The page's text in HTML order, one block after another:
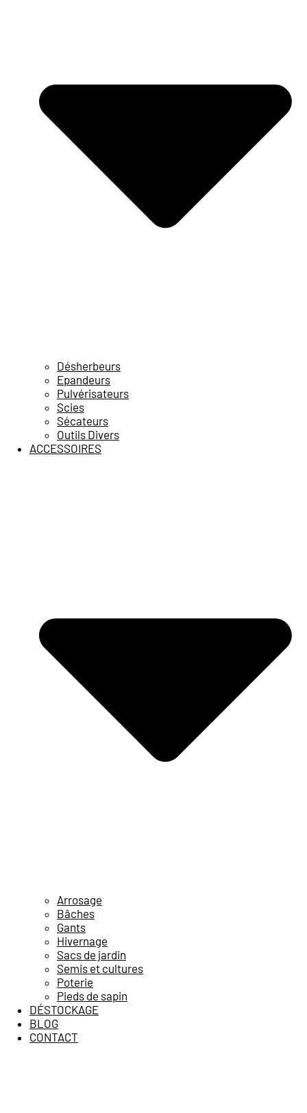
Désherbeurs
Epandeurs
Pulvérisateurs
Scies
Sécateurs
Outils Divers
ACCESSOIRES
Arrosage
Bâches
Gants
Hivernage
Sacs de jardin
Semis et cultures
Poterie
Pieds de sapin
DÉSTOCKAGE
BLOG
CONTACT